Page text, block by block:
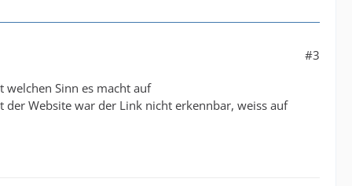
#3
welchen Sinn es macht auf
Website war der Link nicht erkennbar, weiss auf